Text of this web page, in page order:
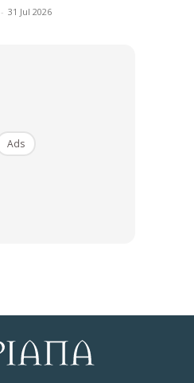
dinding tembok biasa tentu
dipakai untuk dinding kayu
- 31 Jul 2026
Ads